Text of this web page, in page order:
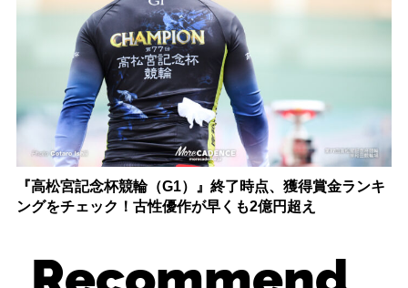
『高松宮記念杯競輪（G1）』終了時点、獲得賞金ランキ
ングをチェック！古性優作が早くも2億円超え